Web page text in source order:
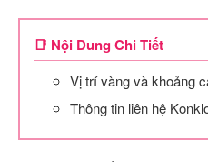
📑 Nội Dung Chi Tiết
Vị trí vàng và khoảng
Thông tin liên hệ